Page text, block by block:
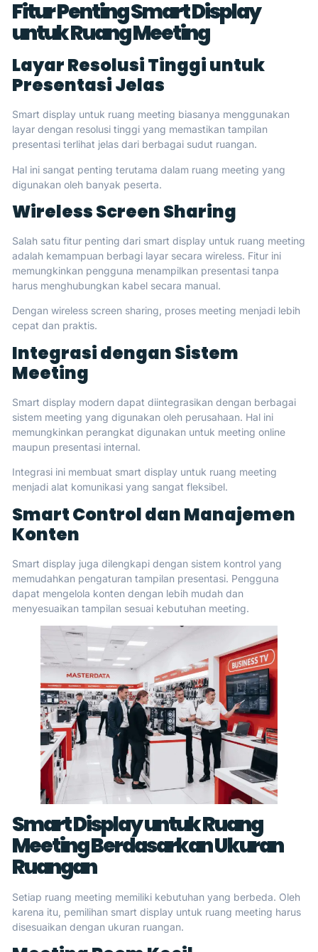
Fitur Penting Smart Display
untuk Ruang Meeting
Layar Resolusi Tinggi untuk
Presentasi Jelas
Smart display untuk ruang meeting biasanya menggunakan
layar dengan resolusi tinggi yang memastikan tampilan
presentasi terlihat jelas dari berbagai sudut ruangan.
Hal ini sangat penting terutama dalam ruang meeting yang
digunakan oleh banyak peserta.
Wireless Screen Sharing
Salah satu fitur penting dari smart display untuk ruang meeting
adalah kemampuan berbagi layar secara wireless. Fitur ini
memungkinkan pengguna menampilkan presentasi tanpa
harus menghubungkan kabel secara manual.
Dengan wireless screen sharing, proses meeting menjadi lebih
cepat dan praktis.
Integrasi dengan Sistem
Meeting
Smart display modern dapat diintegrasikan dengan berbagai
sistem meeting yang digunakan oleh perusahaan. Hal ini
memungkinkan perangkat digunakan untuk meeting online
maupun presentasi internal.
Integrasi ini membuat smart display untuk ruang meeting
menjadi alat komunikasi yang sangat fleksibel.
Smart Control dan Manajemen
Konten
Smart display juga dilengkapi dengan sistem kontrol yang
memudahkan pengaturan tampilan presentasi. Pengguna
dapat mengelola konten dengan lebih mudah dan
menyesuaikan tampilan sesuai kebutuhan meeting.
Smart Display untuk Ruang
Meeting Berdasarkan Ukuran
Ruangan
Setiap ruang meeting memiliki kebutuhan yang berbeda. Oleh
karena itu, pemilihan smart display untuk ruang meeting harus
disesuaikan dengan ukuran ruangan.